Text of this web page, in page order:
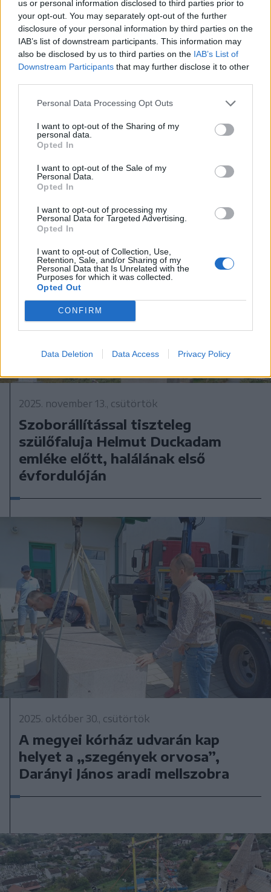
us or personal information disclosed to third parties prior to
your opt-out. You may separately opt-out of the further
disclosure of your personal information by third parties on the
IAB’s list of downstream participants. This information may
also be disclosed by us to third parties on the IAB’s List of
Downstream Participants that may further disclose it to other
Personal Data Processing Opt Outs
I want to opt-out of the Sharing of my
personal data.
Opted In
I want to opt-out of the Sale of my
Personal Data.
Opted In
I want to opt-out of processing my
Personal Data for Targeted Advertising.
Opted In
I want to opt-out of Collection, Use,
Retention, Sale, and/or Sharing of my
Personal Data that Is Unrelated with the
Purposes for which it was collected.
Opted Out
CONFIRM
Data Deletion Data Access Privacy Policy
Marosvásárhelyen régi vágya
ötletpályázatot írtak ki a Sütő
András-szoborra
2025. november 13., csütörtök
Szoborállítással tiszteleg
szülőfaluja Helmut Duckadam
emléke előtt, halálának első
évfordulóján
2025. október 30., csütörtök
A megyei kórház udvarán kap
helyet a „szegények orvosa”,
Darányi János aradi mellszobra